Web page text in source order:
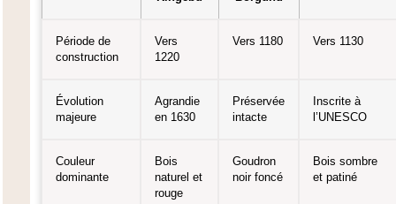
Période de
construction
Vers
1220
Vers 1180 Vers 1130
Évolution
majeure
Agrandie
en 1630
Préservée
intacte
Inscrite à
l’UNESCO
Couleur
dominante
Bois
naturel et
rouge
Goudron
noir foncé
Bois sombre
et patiné